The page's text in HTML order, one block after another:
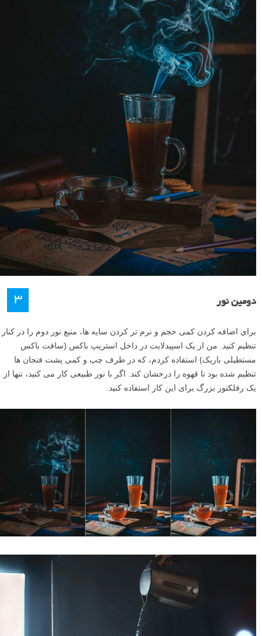
۳ دومین نور
برای اضافه کردن کمی حجم و نرم تر کردن سایه ها، منبع نور دوم را در کنار
تنظیم کنید. من از یک اسپیدلایت در داخل استریپ باکس (سافت باکس
مستطیلی باریک) استفاده کردم، که در طرف چپ و کمی پشت فنجان ها
تنظیم شده بود تا قهوه را درخشان کند. اگر با نور طبیعی کار می کنید، تنها از
یک رفلکتور بزرگ برای این کار استفاده کنید.